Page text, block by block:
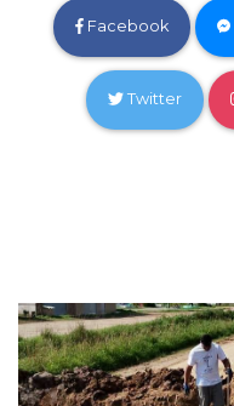
Facebook
Twitter